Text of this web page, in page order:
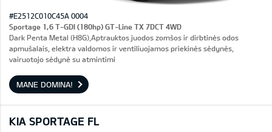
#E2512C010C45A 0004
Sportage 1,6 T-GDI (180hp) GT-Line TX 7DCT 4WD
Dark Penta Metal (H8G),Aptrauktos juodos zomšos ir dirbtinės odos
apmušalais, elektra valdomos ir ventiliuojamos priekinės sėdynės,
vairuotojo sėdynė su atmintimi
MANE DOMINA!
KIA SPORTAGE FL